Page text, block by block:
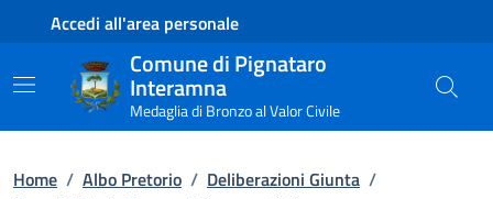
Contenuto principale
Piede di paginaAccedi all'area personale
Comune di Pignataro
Interamna
Medaglia di Bronzo al Valor Civile
Home / Albo Pretorio / Deliberazioni Giunta /